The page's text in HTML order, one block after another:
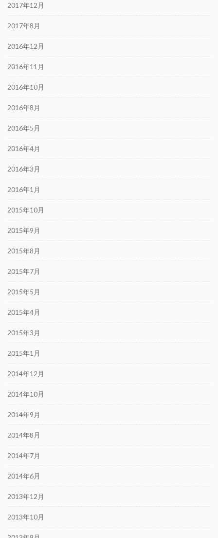
2017年12月
2017年8月
2016年12月
2016年11月
2016年10月
2016年8月
2016年5月
2016年4月
2016年3月
2016年1月
2015年10月
2015年9月
2015年8月
2015年7月
2015年5月
2015年4月
2015年3月
2015年1月
2014年12月
2014年10月
2014年9月
2014年8月
2014年7月
2014年6月
2013年12月
2013年10月